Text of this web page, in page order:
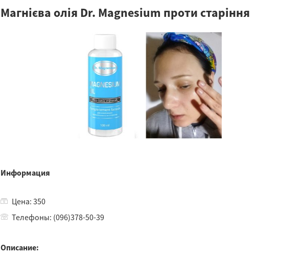
Магнієва олія Dr. Magnesium проти старіння
Информация
Цена: 350
Телефоны: (096)378-50-39
Описание: